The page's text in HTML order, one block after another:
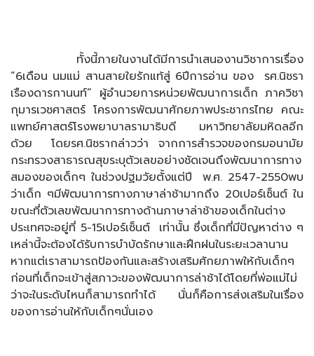
ทั้งนี้ภายในงานได้มีการนำเสนองานวิชาการเรื่อง
“6เดือน นมแม่ สานสายใยรักแท้สู่ 6ปีการอ่าน ของ รศ.นิชรา
เรืองดารกานนท์” ผู้อำนวยการหน่วยพัฒนาการเด็ก ภาควิชา
กุมารเวชศาสตร์ โครงการพัฒนาศักยภาพประชากรไทย คณะ
แพทย์ศาสตร์โรงพยาบาลรามาธิบดี มหาวิทยาลัยมหิดลอีก
ด้วย โดยรศ.นิชรากล่าวว่า จากการสำรวจของกรมอนามัย
กระทรวงสาธารณสุขระบุตัวเลขอย่างชัดเจนถึงพัฒนาการทาง
สมองของเด็กๆ ในช่วงปฐมวัยตั้งแต่ปี พ.ศ. 2547-2550พบ
ว่าเด็ก ๆมีพัฒนาการทางภาษาล่าช้ามากถึง 20เปอร์เซ็นต์ ใน
ขณะที่ตัวเลขพัฒนาการทางด้านภาษาล่าช้าของเด็กในต่าง
ประเทศจะอยู่ที่ 5-15เปอร์เซ็นต์ เท่านั้น ซึ่งเด็กที่มีปัญหาต่าง ๆ
เหล่านี้จะต้องได้รับการบำบัดรักษาและฝึกฝนในระยะเวลานาน
หากแต่เราสามารถป้องกันและสร้างเสริมศักยภาพให้กับเด็กๆ
ก่อนที่เด็กจะเข้าสู่สภาวะของพัฒนาการล่าช้าได้โดยที่พ่อแม่ไม่
ว่าจะในระดับไหนก็สามารถทำได้ นั่นก็คือการส่งเสริมในเรื่อง
ของการอ่านให้กับเด็กๆนั่นเอง